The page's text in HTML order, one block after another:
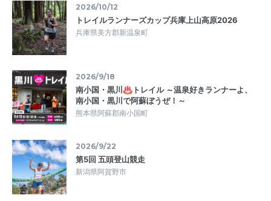
2026/10/12
トレイルランナーズカップ兵庫上山高原2026
兵庫県美方郡新温泉町
2026/9/18
南小国・黒川♨トレイル ～温泉好きランナーよ、
南小国・黒川で阿蘇ぼうぜ！～
熊本県阿蘇郡南小国町
2026/9/22
第5回 五頭登山競走
新潟県阿賀野市